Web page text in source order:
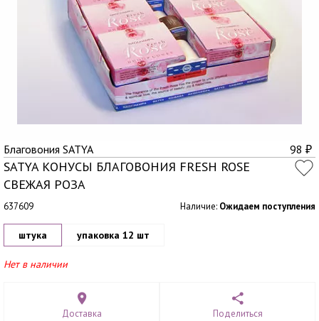
Благовония SATYA 98 ₽
SATYA КОНУСЫ БЛАГОВОНИЯ FRESH ROSE
СВЕЖАЯ РОЗА
637609 Наличие: Ожидаем поступления
штука упаковка 12 шт
Нет в наличии
Доставка Поделиться